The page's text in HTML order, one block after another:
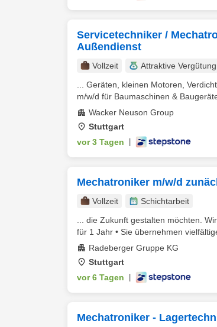
Servicetechniker /
Außendienst
Vollzeit Attraktive Vergütung
... Geräten, kleinen Motoren,
m/w/d für Baumaschinen &
Wacker Neuson Group
Stuttgart
vor 3 Tagen
Mechatroniker m/w/d
Vollzeit
Schichtarbeit
... die Zukunft gestalten möchten.
für 1 Jahr • Sie übernehmen
Radeberger Gruppe KG
Stuttgart
vor 6 Tagen
Mechatroniker -